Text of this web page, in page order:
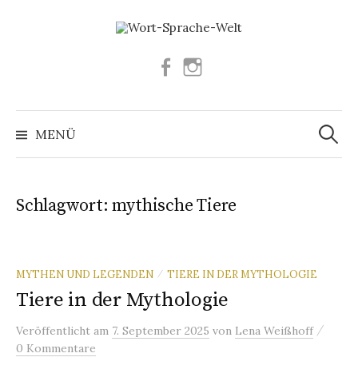
Facebook
MENÜ
Suchen
nach:
Schlagwort:mythische Tiere
MYTHEN UND LEGENDEN / TIERE IN DER MYTHOLOGIE
Tiere in der Mythologie
Veröffentlicht am 7. September 2025 von Lena Weißhoff /
0 Kommentare